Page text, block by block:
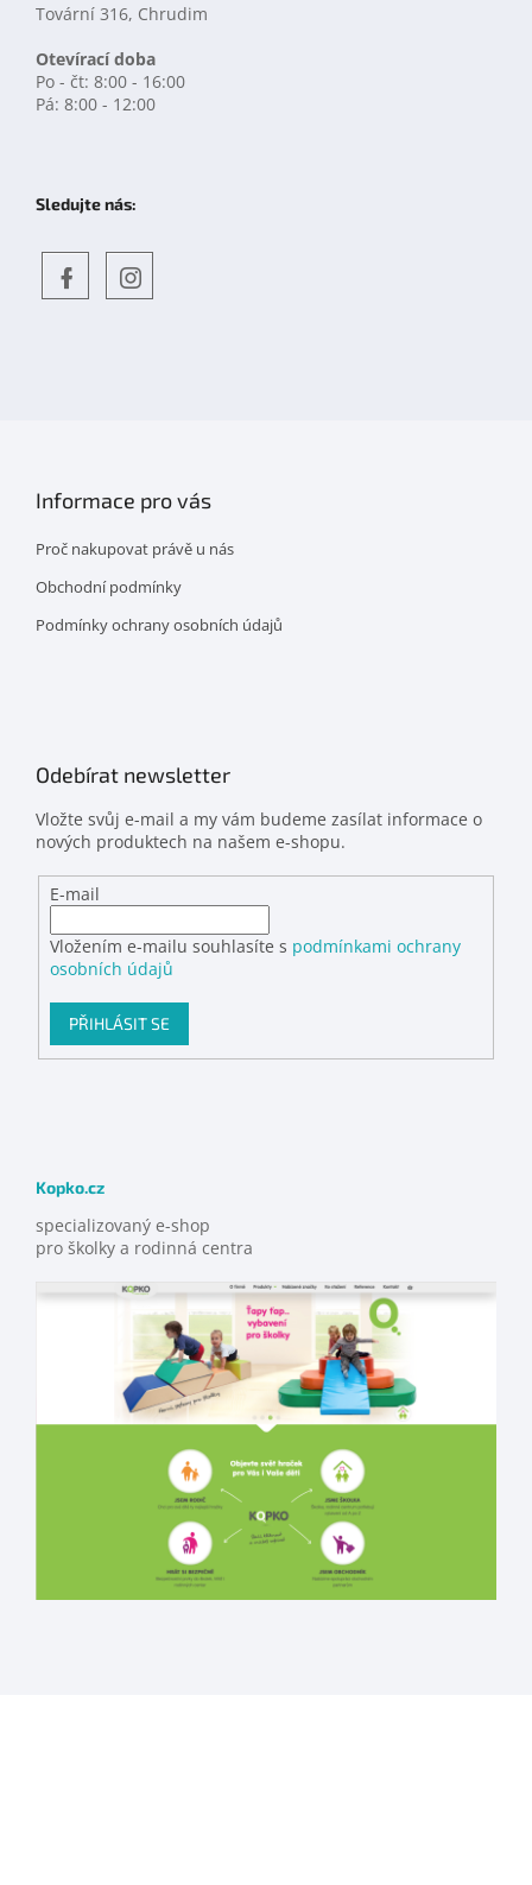
Tovární 316, Chrudim
Otevírací doba
Po - čt: 8:00 - 16:00
Pá: 8:00 - 12:00
Sledujte nás:
Informace pro vás
Proč nakupovat právě u nás
Obchodní podmínky
Podmínky ochrany osobních údajů
Odebírat newsletter
Vložte svůj e-mail a my vám budeme zasílat informace o
nových produktech na našem e-shopu.
E-mail
Vložením e-mailu souhlasíte s podmínkami ochrany
osobních údajů
PŘIHLÁSIT SE
Kopko.cz
specializovaný e-shop
pro školky a rodinná centra